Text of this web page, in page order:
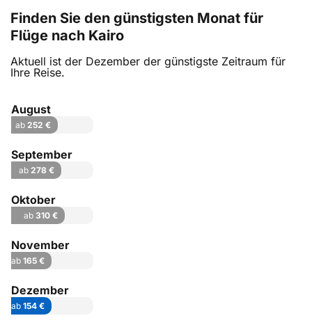
Finden Sie den günstigsten Monat für
Flüge nach Kairo
Aktuell ist der Dezember der günstigste Zeitraum für
Ihre Reise.
August
ab252 €
September
ab 278 €
Oktober
ab 310 €
November
ab 165 €
Dezember
ab 154 €